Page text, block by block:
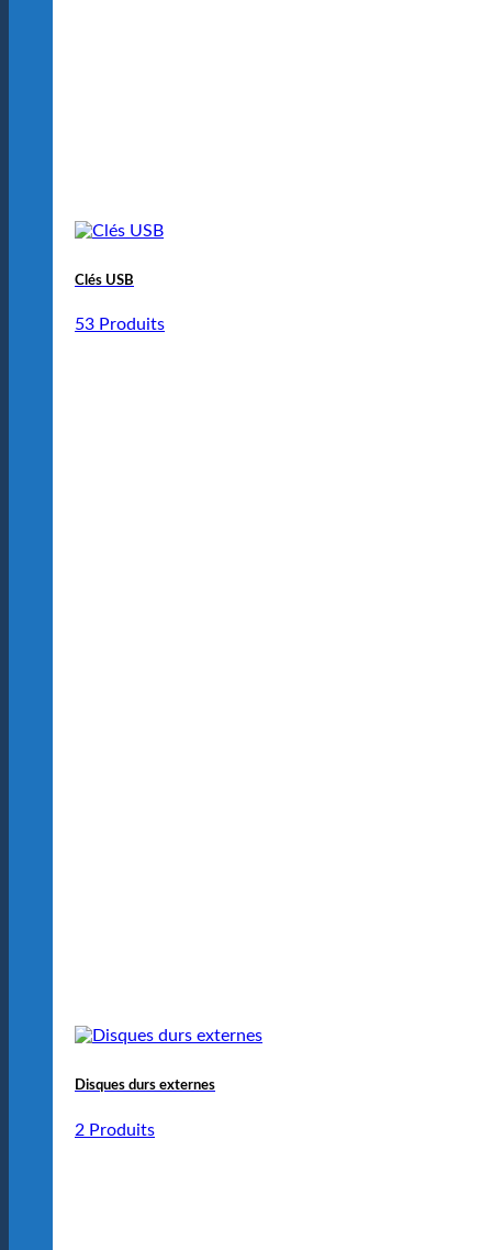
Clés USB
53 Produits
Disques durs externes
2 Produits